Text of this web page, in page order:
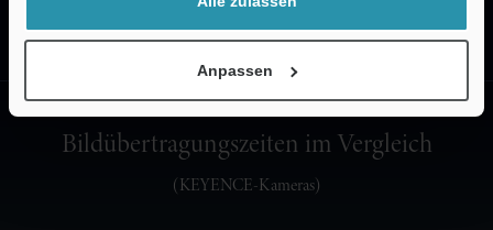
Anpassen
Betriebsgeschwindigkeiten
Bildübertragungszeiten im Vergleich
(KEYENCE-Kameras)